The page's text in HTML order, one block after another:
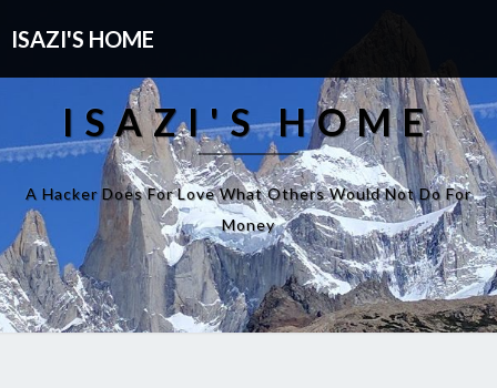
ISAZI'S HOME
ISAZI'S HOME
A Hacker Does For Love What Others Would Not Do For
Money